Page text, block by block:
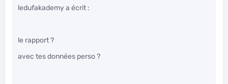
ledufakademy a écrit :
le rapport ?
avec tes données perso ?